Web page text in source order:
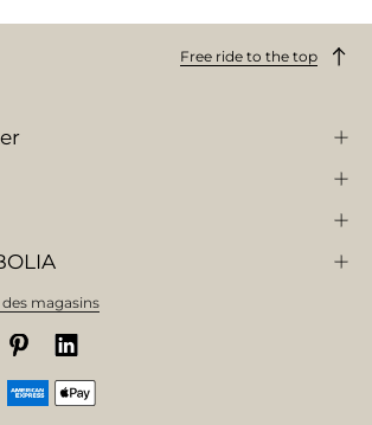
Free ride to the top
magasins